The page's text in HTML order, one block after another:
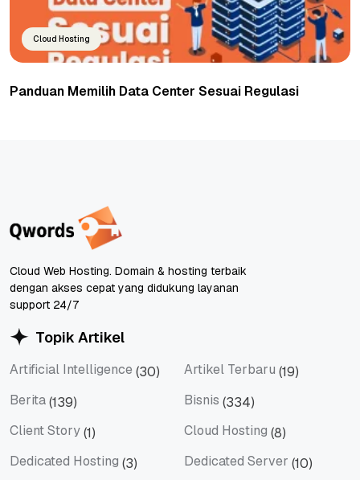
Cloud Hosting
Panduan Memilih Data Center Sesuai Regulasi
Cloud Web Hosting. Domain & hosting terbaik
dengan akses cepat yang didukung layanan
support 24/7
Topik Artikel
Artificial Intelligence (30) Artikel Terbaru (19)
Berita(139) Bisnis (334)
Client Story(1) Cloud Hosting (8)
Dedicated Hosting (3) Dedicated Server (10)